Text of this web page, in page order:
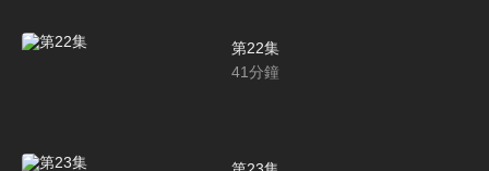
第22集
41分鐘